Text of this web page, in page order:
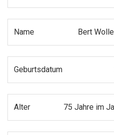
Name Bert
Geburtsdatum
Alter 75 Jahre im